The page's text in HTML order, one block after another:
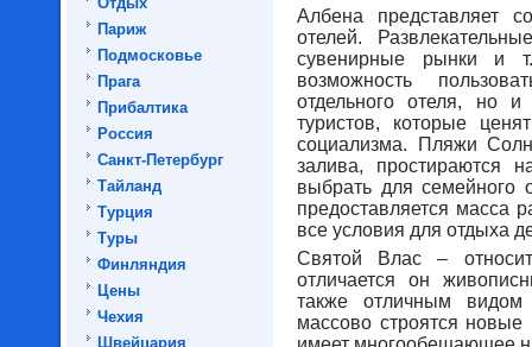
Париж
Подмосковье
Прага
Прибалтика
Россия
Санкт-Петербург
Тайланд
Турция
Туры
Финляндия
Цены
Чехия
Швейцария
Албена представляет
отелей.
сувенирные рынки и
возможность
отдельного отеля, но и
туристов, которые
социализма. Пляжи
залива, простираются
выбрать для семейного
предоставляется масса
все условия для отдыха
Святой Влас –
отличается он
также отличным
массово строятся